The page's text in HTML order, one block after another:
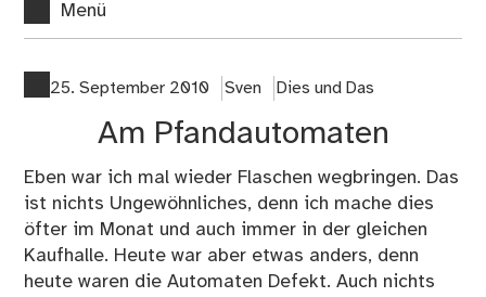
Menü
25. September 2010 Sven Dies und Das
Am Pfandautomaten
Eben war ich mal wieder Flaschen wegbringen. Das
ist nichts Ungewöhnliches, denn ich mache dies
öfter im Monat und auch immer in der gleichen
Kaufhalle. Heute war aber etwas anders, denn
heute waren die Automaten Defekt. Auch nichts